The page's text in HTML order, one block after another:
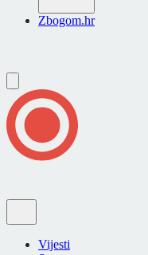
Zbogom.hr
Vijesti